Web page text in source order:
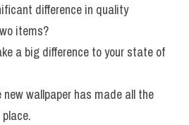
difference in quality
items?
a big difference to your state of
wallpaper has made all the